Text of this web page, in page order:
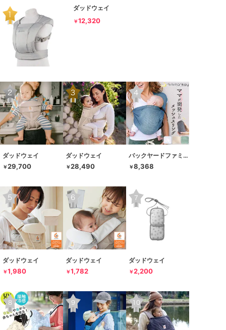
ダッドウェイ
￥12,320
ダッドウェイ
￥29,700
ダッドウェイ
￥28,490
バックヤードファミリー
￥8,368
ダッドウェイ
￥1,980
ダッドウェイ
￥1,782
ダッドウェイ
￥2,200